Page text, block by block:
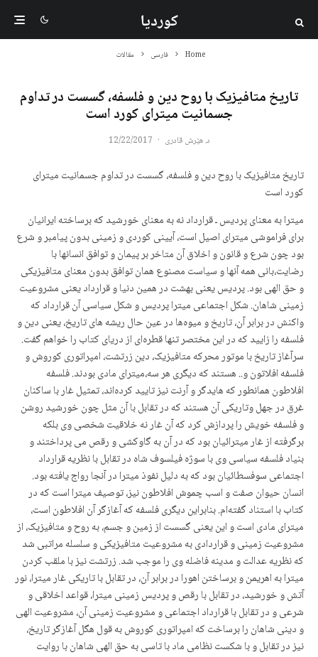
کوردیا
Home فارسی مقالات
تاریخ متافیزیک با روح دین و فلسفه، گسست در تداوم
جسمانیت میترای کورد است
د. هێرش قادری ·
12/22/2017
تاریخ متافیزیک با روح دین و فلسفه، گسست در تداوم جسمانیت میترای
کورد است
میترا به معنای پردیس ـ قرارداد نه به معنای خورشید که برساخته ایرانیان
برای فراموشی میترای اصیل است، آیینی کوردی و زمینی بدون پیامبر و شرع
بود چون شرع و قانون و اخلاق آن متاخر بر پیمان و توافق انسانها با
رضایت،بانی همه آنها و سیاست مصنوع همان توافق بدون معنای متافیزیکی
و حق الهی بود. پردیس یعنی بهشت در همین دنیا و قرارداد یعنی مشروعیت
زمینی شاهان. شکل اجتماعی میترا پردیس و شکل سیاسی آن قرارداد که
واکنش در برابر آن، تاریخ و میوەها در عین حال ریشه های تاریخ، یعنی دین و
فلسفه را زایید که در این مختصر تنها قطرەای از دریای کتاب را خواهم گفت.
سرآغاز تاریخ با موتور محرکه متافیزیک، دین زرتشت، امپراتوری کوروش و
فلسفه افلاتون و.. هستند که دیگری هر سه،میترای مادی بودند. فلسفه
افلاطون همانطور که هایدگر و آرنت نیز تایید کردەاند، تمثیل غار با ساکنان
غرق در جهل وتاریکی آن هستند که در تقابل با آن مثل چون خورشید روشن
و فلسفه خویش را پردازش کرد که آن غار نه خلاقیت شخصی وی بلکه
برگرفته از غار میترائیان بود که در آن به گاوکشی و رقص می پرداختند و
بنیاد فلسفه سیاسی وی با سوژه فیلسوف شاه در تقابل با نظریه قرارداد
اجتماعی سوفسطائیان بود که به دلیل نفوذ میترا در آنجا رواج یافته بود.
انسان حیوان صفت و اسب چموش افلاطون نیز، توصیف میترا است که در
کتاب با استناد گفتەام. بنابراین دیگری فلسفه که آغازگر آن افلاطون است،
میترای مادی است و این یعنی گسست از زمین و جسم، به روح و متافیزیک، از
مشروعیت زمینی و قراردادی به مشروعیت متافیزیکی و سلسله مراتبی شد
که نظریه عدالت و مدینه فاضله وی را موجب شد. زرتشت نیز با ملقب کردن
میترا به اهریمن و برساختن اهورا در برابر آن، در تقابل با تاریکی غار میترا، نور
آتش و خورشید، در تقابل با رقص و پردیس زمینی میترا، قواعد اخلاقی و
شرعی و در تقابل با قرارداد اجتماعی و مشروعیت زمینی آن، مشروعیت الهی
و دینی شاهان را برساخت که امپراتوری کوروش به قول هگل آغازگر تاریخ،
نیز در تقابل و با شکست نظامی ماد با تاسی به حق الهی شاهان با روایت